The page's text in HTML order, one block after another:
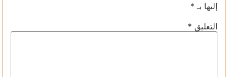
إليها بـ *
التعليق *